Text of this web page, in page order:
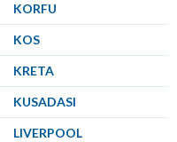
KORFU
KOS
KRETA
KUSADASI
LIVERPOOL